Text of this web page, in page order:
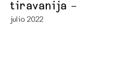
tiravanija –
julio 2022